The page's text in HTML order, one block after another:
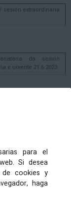
para el
Si desea
de cookies y
haga
sesión extraordinaria
da sesión
e urxente 21.6.2023
do 30 de decembro